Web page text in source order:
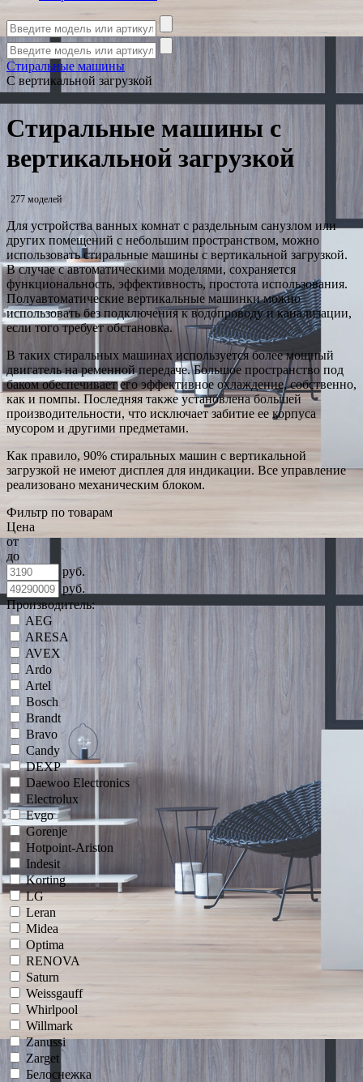
Стиральные машины
С вертикальной загрузкой
Стиральные машины с
вертикальной загрузкой
277 моделей
Для устройства ванных комнат с раздельным санузлом или
других помещений с небольшим пространством, можно
использовать стиральные машины с вертикальной загрузкой.
В случае с автоматическими моделями, сохраняется
функциональность, эффективность, простота использования.
Полуавтоматические вертикальные машинки можно
использовать без подключения к водопроводу и канализации,
если того требует обстановка.
В таких стиральных машинах используется более мощный
двигатель на ременной передаче. Большое пространство под
баком обеспечивает его эффективное охлаждение, собственно,
как и помпы. Последняя также установлена большей
производительности, что исключает забитие ее корпуса
мусором и другими предметами.
Как правило, 90% стиральных машин с вертикальной
загрузкой не имеют дисплея для индикации. Все управление
реализовано механическим блоком.
Фильтр по товарам
Цена
от
до
руб.
руб.
Производитель:
AEG
ARESA
AVEX
Ardo
Artel
Bosch
Brandt
Bravo
Candy
DEXP
Daewoo Electronics
Electrolux
Evgo
Gorenje
Hotpoint-Ariston
Indesit
Korting
LG
Leran
Midea
Optima
RENOVA
Saturn
Weissgauff
Whirlpool
Willmark
Zanussi
Zarget
Белоснежка